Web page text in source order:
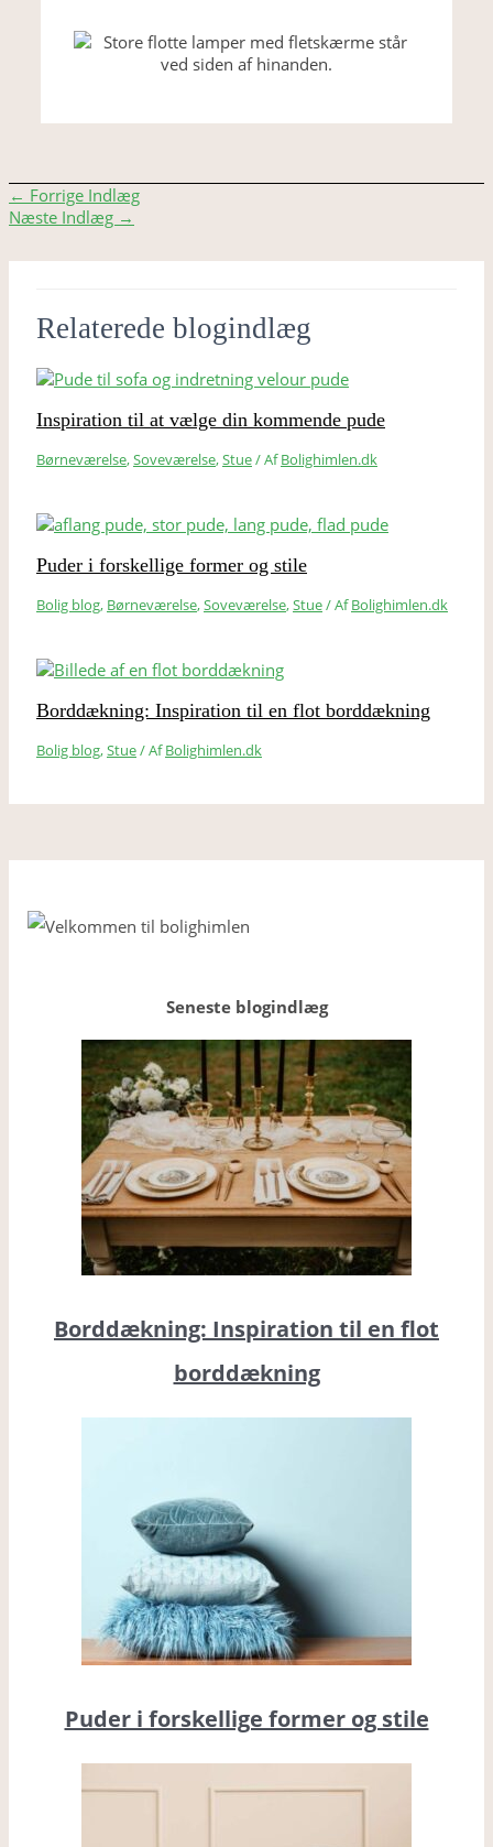
Indlægsnavigation
← Forrige Indlæg
Næste Indlæg →
Relaterede blogindlæg
Inspiration til at vælge din kommende pude
Børneværelse,Soveværelse,Stue/ AfBolighimlen.dk
Puder i forskellige former og stile
Bolig blog, Børneværelse,Soveværelse,Stue/ AfBolighimlen.dk
Borddækning: Inspiration til en flot borddækning
Bolig blog,Stue/ AfBolighimlen.dk
Seneste blogindlæg
Borddækning: Inspiration til en flot
borddækning
Puder i forskellige former og stile